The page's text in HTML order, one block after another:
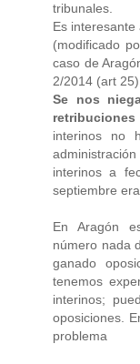
tribunales.
Es
(modificado
caso de
2/2014 (art 25).
Se nos
interinos no
interinos a
septiembre
En Aragón
número nada
ganado
tenemos
interinos;
oposiciones.
problema